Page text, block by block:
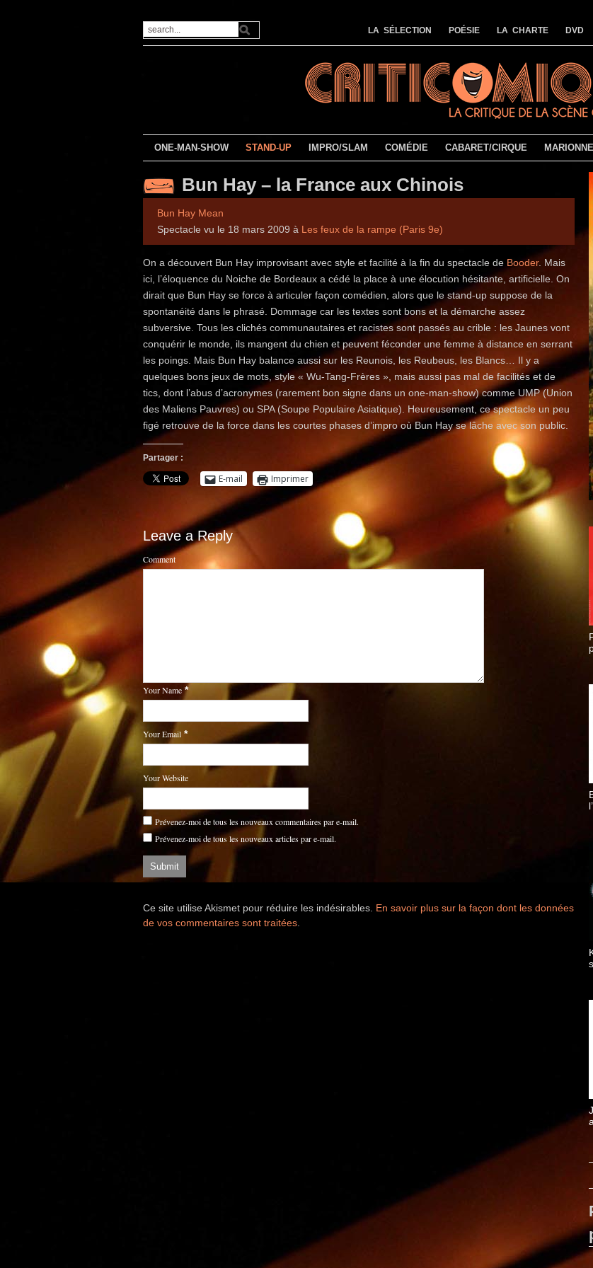
LA SÉLECTION POÉSIE LA CHARTE DVD
ONE-MAN-SHOW STAND-UP IMPRO/SLAM COMÉDIE CABARET/CIRQUE
Bun Hay – la France aux Chinois
Bun Hay Mean
Spectacle vu le 18 mars 2009 à Les feux de la rampe (Paris 9e)
On a découvert Bun Hay improvisant avec style et facilité à la fin du spectacle de Booder. Mais
ici, l’éloquence du Noiche de Bordeaux a cédé la place à une élocution hésitante, artificielle. On
dirait que Bun Hay se force à articuler façon comédien, alors que le stand-up suppose de la
spontanéité dans le phrasé. Dommage car les textes sont bons et la démarche assez
subversive. Tous les clichés communautaires et racistes sont passés au crible : les Jaunes vont
conquérir le monde, ils mangent du chien et peuvent féconder une femme à distance en serrant
les poings. Mais Bun Hay balance aussi sur les Reunois, les Reubeus, les Blancs… Il y a
quelques bons jeux de mots, style « Wu-Tang-Frères », mais aussi pas mal de facilités et de
tics, dont l’abus d’acronymes (rarement bon signe dans un one-man-show) comme UMP (Union
des Maliens Pauvres) ou SPA (Soupe Populaire Asiatique). Heureusement, ce spectacle un peu
figé retrouve de la force dans les courtes phases d’impro où Bun Hay se lâche avec son public.
Partager :
E-mail Imprimer
Leave a Reply
Comment
Your Name *
Your Email *
Your Website
Prévenez-moi de tous les nouveaux commentaires par e-mail.
Prévenez-moi de tous les nouveaux articles par e-mail.
Ce site utilise Akismet pour réduire les indésirables. En savoir plus sur la façon dont les données
de vos commentaires sont traitées.